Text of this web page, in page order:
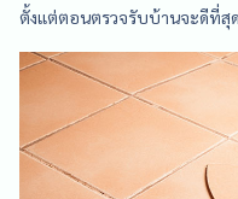
ตั้งแต่ตอนตรวจรับบ้านจะดีที่สุด